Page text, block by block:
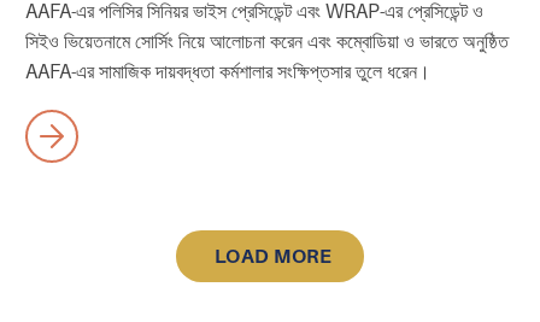
AAFA-এর পলিসির সিনিয়র ভাইস প্রেসিডেন্ট এবং WRAP-এর প্রেসিডেন্ট ও
সিইও ভিয়েতনামে সোর্সিং নিয়ে আলোচনা করেন এবং কম্বোডিয়া ও ভারতে অনুষ্ঠিত
AAFA-এর সামাজিক দায়বদ্ধতা কর্মশালার সংক্ষিপ্তসার তুলে ধরেন।
LOAD MORE